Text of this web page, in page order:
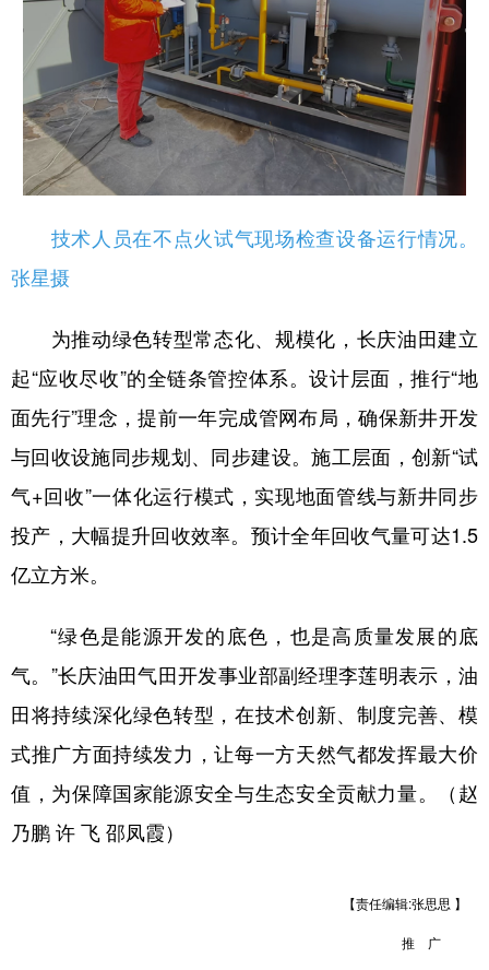
技术人员在不点火试气现场检查设备运行情况。
张星摄
为推动绿色转型常态化、规模化，长庆油田建立
起“应收尽收”的全链条管控体系。设计层面，推行“地
面先行”理念，提前一年完成管网布局，确保新井开发
与回收设施同步规划、同步建设。施工层面，创新“试
气+回收”一体化运行模式，实现地面管线与新井同步
投产，大幅提升回收效率。预计全年回收气量可达1.5
亿立方米。
“绿色是能源开发的底色，也是高质量发展的底
气。”长庆油田气田开发事业部副经理李莲明表示，油
田将持续深化绿色转型，在技术创新、制度完善、模
式推广方面持续发力，让每一方天然气都发挥最大价
值，为保障国家能源安全与生态安全贡献力量。（赵
乃鹏 许 飞 邵凤霞）
【责任编辑:张思思 】
推 广